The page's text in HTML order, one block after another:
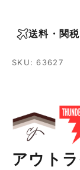
送料・関
SKU: 63627
アウト